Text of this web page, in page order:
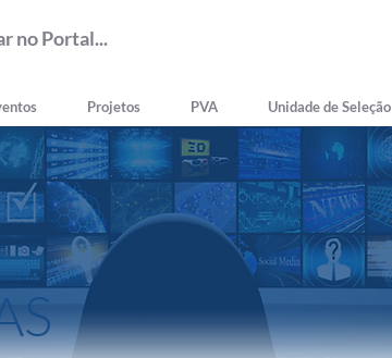
Projetos PVA Unidade de Seleção